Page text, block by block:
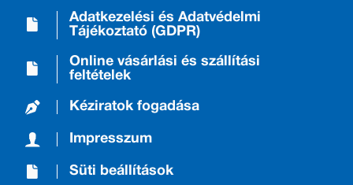
Adatkezelési és Adatvédelmi
Tájékoztató (GDPR)
Online vásárlási és szállítási
feltételek
Kéziratok fogadása
Impresszum
Süti beállítások